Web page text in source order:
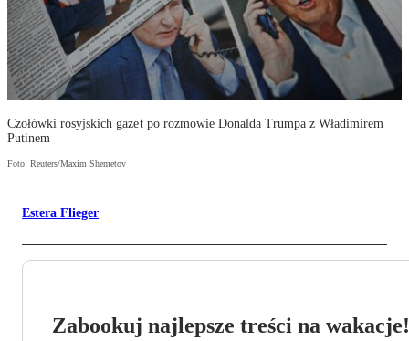
Czołówki rosyjskich gazet po rozmowie Donalda Trumpa z Władimirem
Putinem
Foto: Reuters/Maxim Shemetov
Estera Flieger
Zabookuj najlepsze treści na wakacje!